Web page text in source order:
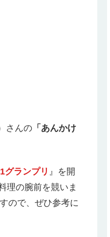
さんの 「あんかけ
グランプリ 』を開
理の腕前を競いま
ので、ぜひ参考に